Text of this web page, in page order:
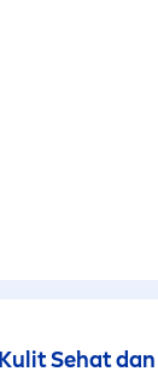
Sehat dan